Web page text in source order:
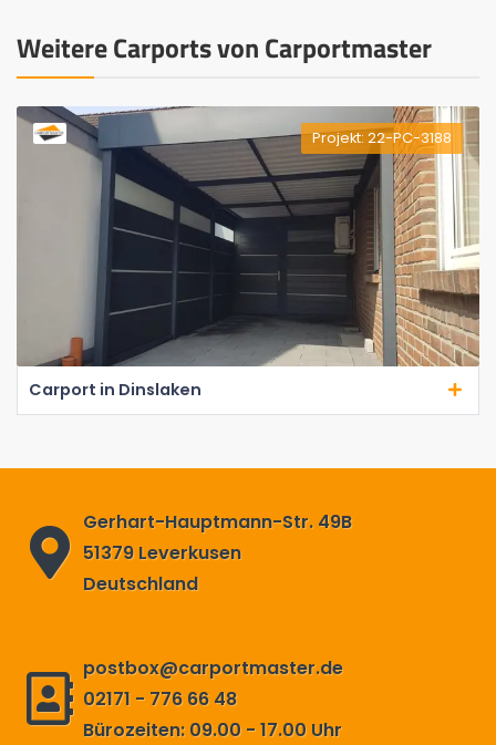
Weitere Carports von Carportmaster
Projekt: 22-PC-3188
Carport in Dinslaken
Gerhart-Hauptmann-Str. 49B
51379 Leverkusen
Deutschland
postbox@carportmaster.de
02171 - 776 66 48
Bürozeiten: 09.00 - 17.00 Uhr